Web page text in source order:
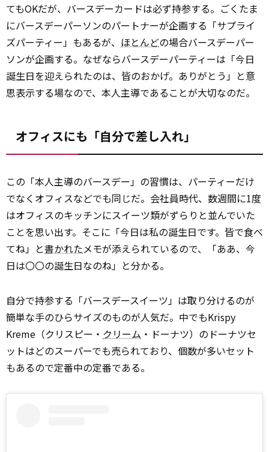
てもOKだが、バースデーカードは必ず持参する。ごくたま
にバースデーパーソンのパートナーが企画する「サプライ
ズパーティー」もあるが、 ほとんどの場合バースデーパー
ソンが企画する。なぜならバースデーパーティーは「今日
誕生日を迎えられたのは、皆のおかげ。ありがとう」と意
思表示する場なので、本人主導であることが大切なのだ。
オフィスにも「自分で差し入れ」
この「本人主導のバースデー」の習慣は、パーティーだけ
でなくオフィスなどでも同じだ。会社員時代、数週間に1度
はオフィスのキッチンにスイーツ類がずらりと並んでいた
ことを思い出す。そこに「今日は私の誕生日です。皆で食べ
てね」と書かれたメモが添えられているので、「ああ、今
日は〇〇の誕生日なのね」と分かる。
自分で持参する「バースデースイーツ」は取り分けるのが
簡単な手のひらサイズのものが人気だ。中でもKrispy
Kreme（クリスピー・ クリーム ・ドーナツ）のドーナツセ
ットはどのスーパーでも売られており、個数が多いセット
もあるので定番中の定番である。